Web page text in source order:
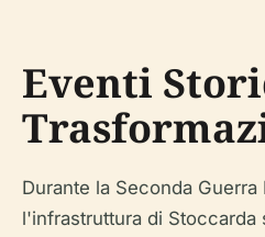
Eventi
Durante la Seconda Guerra
l'infrastruttura di Stoccarda